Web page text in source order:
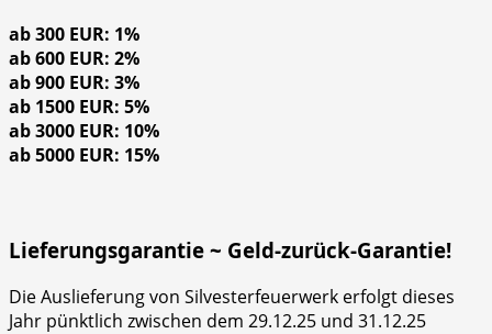
ab 300 EUR: 1%
ab 600 EUR: 2%
ab 900 EUR: 3%
ab 1500 EUR: 5%
ab 3000 EUR: 10%
ab 5000 EUR: 15%
Lieferungsgarantie ~ Geld-zurück-Garantie!
Die Auslieferung von Silvesterfeuerwerk erfolgt dieses
Jahr pünktlich zwischen dem 29.12.25 und 31.12.25